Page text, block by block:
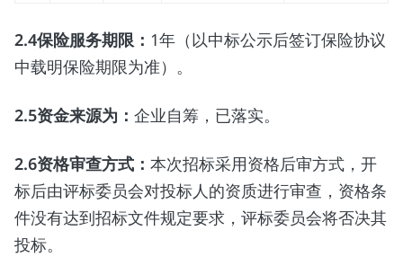
2.4保险服务期限： 1年（以中标公示后签订保险协议
中载明保险期限为准）。
2.5资金来源为： 企业自筹，已落实。
2.6资格审查方式： 本次招标采用资格后审方式，开
标后由评标委员会对投标人的资质进行审查，资格条
件没有达到招标文件规定要求，评标委员会将否决其
投标。